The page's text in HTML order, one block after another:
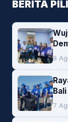
BERITA
8
7